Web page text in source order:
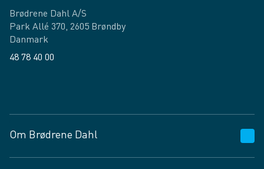
Brødrene Dahl A/S
Park Allé 370, 2605 Brøndby
Danmark
48 78 40 00
Om Brødrene Dahl